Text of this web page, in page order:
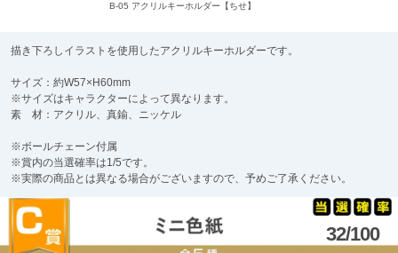
B-05 アクリルキーホルダー【ちせ】
描き下ろしイラストを使用したアクリルキーホルダーです。
サイズ：約W57×H60mm
※サイズはキャラクターによって異なります。
素 材：アクリル、真鍮、ニッケル
※ボールチェーン付属
※賞内の当選確率は1/5です。
※実際の商品とは異なる場合がございますので、予めご了承ください。
32/100